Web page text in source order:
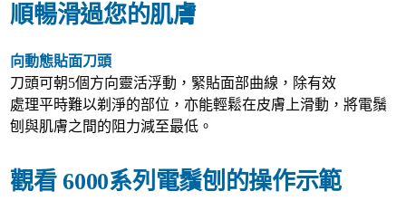
順暢滑過您的肌膚
向動態貼面刀頭
刀頭可朝5個方向靈活浮動，緊貼面部曲線，除有效
處理平時難以剃淨的部位，亦能輕鬆在皮膚上滑動，將電鬚
刨與肌膚之間的阻力減至最低。
觀看 6000系列電鬚刨的操作示範